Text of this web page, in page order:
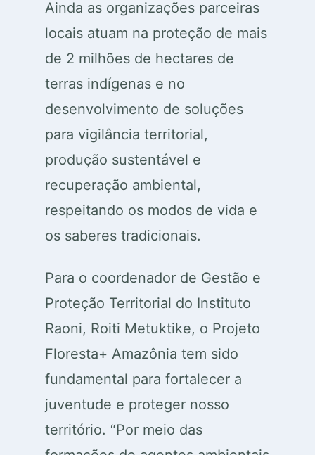
Ainda as organizações parceiras
locais atuam na proteção de mais
de 2 milhões de hectares de
terras indígenas e no
desenvolvimento de soluções
para vigilância territorial,
produção sustentável e
recuperação ambiental,
respeitando os modos de vida e
os saberes tradicionais.
Para o coordenador de Gestão e
Proteção Territorial do Instituto
Raoni, Roiti Metuktike, o Projeto
Floresta+ Amazônia tem sido
fundamental para fortalecer a
juventude e proteger nosso
território. “Por meio das